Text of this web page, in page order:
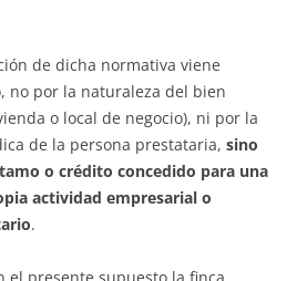
de dicha normativa viene
no por la naturaleza del bien
o local de negocio), ni por la
de la persona prestataria, sino
o crédito concedido para una
actividad empresarial o
.